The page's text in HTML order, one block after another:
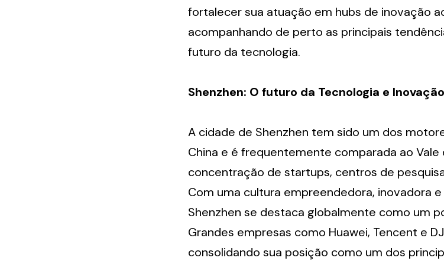
fortalecer sua atuação em hubs de inovação
acompanhando de perto as principais
futuro da tecnologia.
Shenzhen: O futuro da Tecnologia e Inovação
A cidade de Shenzhen tem sido um dos
China e é frequentemente comparada ao Vale
concentração de startups, centros de
Com uma cultura empreendedora, inovadora
Shenzhen se destaca globalmente como um
Grandes empresas como Huawei, Tencent e
consolidando sua posição como um dos